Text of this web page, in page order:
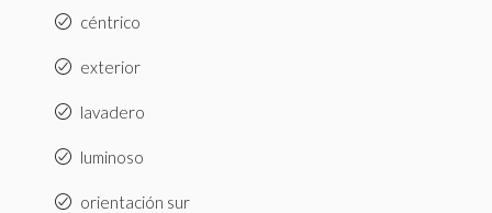
céntrico
exterior
lavadero
luminoso
orientación sur